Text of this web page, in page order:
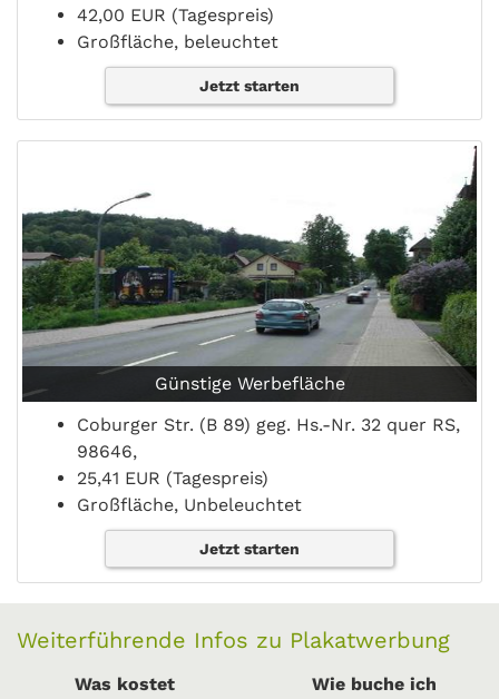
42,00 EUR (Tagespreis)
Großfläche, beleuchtet
Jetzt starten
Günstige Werbefläche
Coburger Str. (B 89) geg. Hs.-Nr. 32 quer RS,
98646,
25,41 EUR (Tagespreis)
Großfläche, Unbeleuchtet
Jetzt starten
Weiterführende Infos zu Plakatwerbung
Was kostet
Wie buche ich